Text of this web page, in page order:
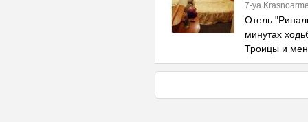
7-ya
Отель
минутах
Троицы и